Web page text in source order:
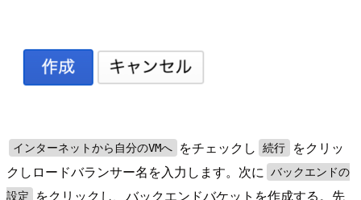
インターネットから自分のVMへ をチェックし 続行
をクリッ
クしロードバランサー名を入力します。次に バックエンドの
設定
をクリックし、バックエンドバケットを作成する。先